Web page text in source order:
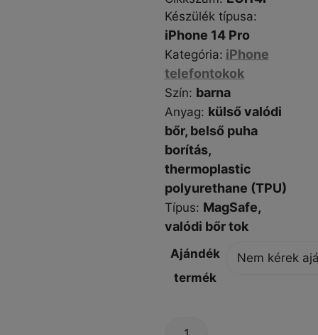
Készülék típusa:
iPhone 14 Pro
Kategória: iPhone
telefontokok
Szín: barna
Anyag: külső valódi
bőr, belső puha
borítás,
thermoplastic
polyurethane (TPU)
Típus: MagSafe,
valódi bőr tok
Ajándék
termék